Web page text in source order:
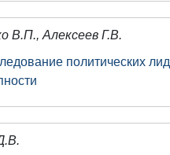
В.П., Алексеев Г.В.
политических